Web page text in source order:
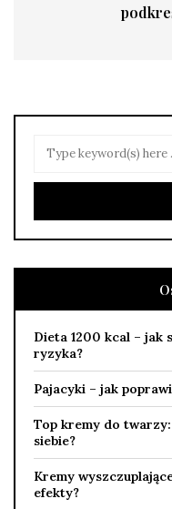
Dieta 1200 kcal – jak
ryzyka?
Pajacyki – jak
Top kremy do
siebie?
Kremy
efekty?